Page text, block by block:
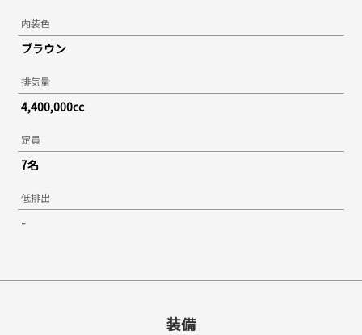
内装色
ブラウン
排気量
4,400,000cc
定員
7名
低排出
-
装備